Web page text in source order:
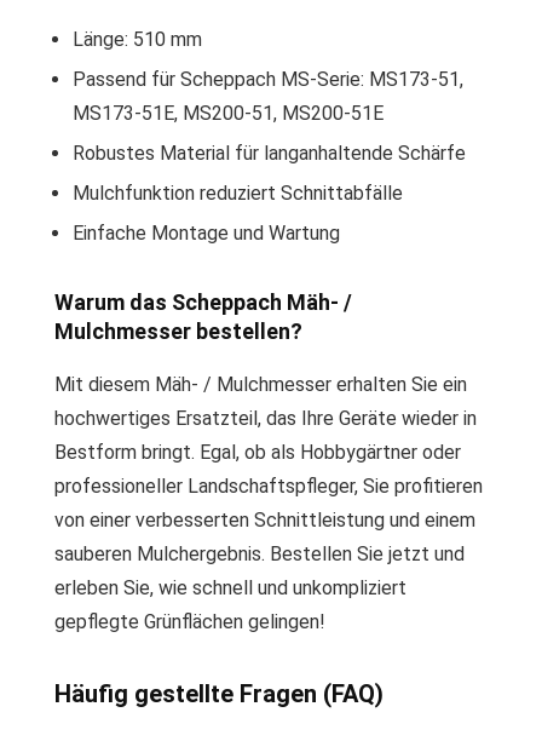
Länge: 510 mm
Passend für Scheppach MS-Serie: MS173-51,
MS173-51E, MS200-51, MS200-51E
Robustes Material für langanhaltende Schärfe
Mulchfunktion reduziert Schnittabfälle
Einfache Montage und Wartung
Warum das Scheppach Mäh- /
Mulchmesser bestellen?
Mit diesem Mäh- / Mulchmesser erhalten Sie ein
hochwertiges Ersatzteil, das Ihre Geräte wieder in
Bestform bringt. Egal, ob als Hobbygärtner oder
professioneller Landschaftspfleger, Sie profitieren
von einer verbesserten Schnittleistung und einem
sauberen Mulchergebnis. Bestellen Sie jetzt und
erleben Sie, wie schnell und unkompliziert
gepflegte Grünflächen gelingen!
Häufig gestellte Fragen (FAQ)